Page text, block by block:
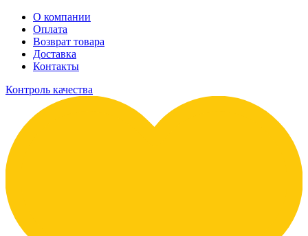
О компании
Оплата
Возврат товара
Доставка
Контакты
Контроль качества